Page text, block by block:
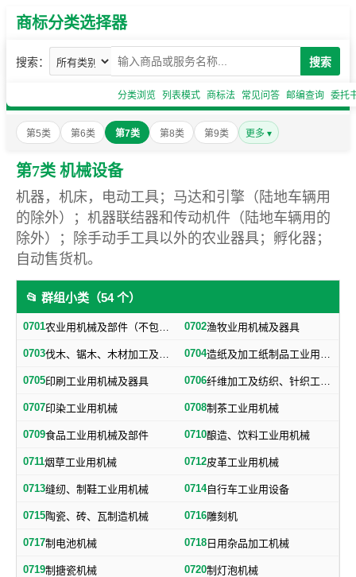
商标分类选择器
搜索： 搜索
分类浏览 列表模式 商标法 常见问答 邮编查询 委托
第5类 第6类 第7类 第8类 第9类 更多 ▾
第7类 机械设备
机器，机床，电动工具；马达和引擎（陆地车辆用
的除外）；机器联结器和传动机件（陆地车辆用的
除外）；除手动手工具以外的农业器具；孵化器；
自动售货机。
📂 群组小类（54 个）
0701 农业用机械及部件（不包括小农具） 0702渔牧业用机械及器具
0703 伐木、锯木、木材加工及火柴生产用机械及器具 0704 造纸及加工纸制品工业用机械及器具
0705印刷工业用机械及器具 0706 纤维加工及纺织、针织工业用机械及部件
0707印染工业用机械 0708制茶工业用机械
0709食品工业用机械及部件 0710酿造、饮料工业用机械
0711烟草工业用机械 0712皮革工业用机械
0713缝纫、制鞋工业用机械 0714自行车工业用设备
0715陶瓷、砖、瓦制造机械 0716雕刻机
0717制电池机械 0718 日用杂品加工机械
0719制搪瓷机械 0720制灯泡机械